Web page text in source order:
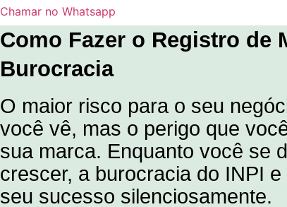
Chamar no Whatsapp
Como Fazer o Registro de
Burocracia
O maior risco para o seu
você vê, mas o perigo que
sua marca. Enquanto você se
crescer, a burocracia do INPI
seu sucesso silenciosamente.